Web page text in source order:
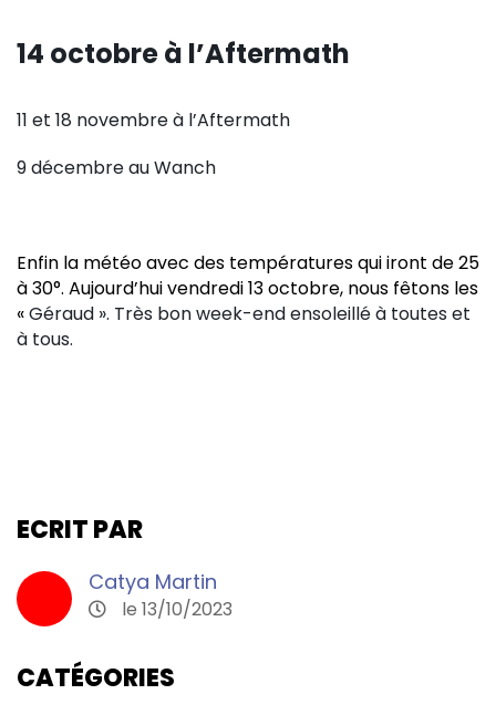
14 octobre à l’Aftermath
11 et 18 novembre à l’Aftermath
9 décembre au Wanch
Enfin la météo avec des températures qui iront de 25
à 30°. Aujourd’hui vendredi 13 octobre, nous fêtons les
«Géraud ». Très bon week-end ensoleillé à toutes et
à tous.
ECRIT PAR
Catya Martin
le 13/10/2023
CATÉGORIES